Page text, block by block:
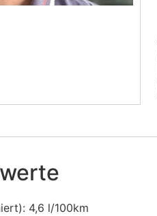
4,6 l/100km